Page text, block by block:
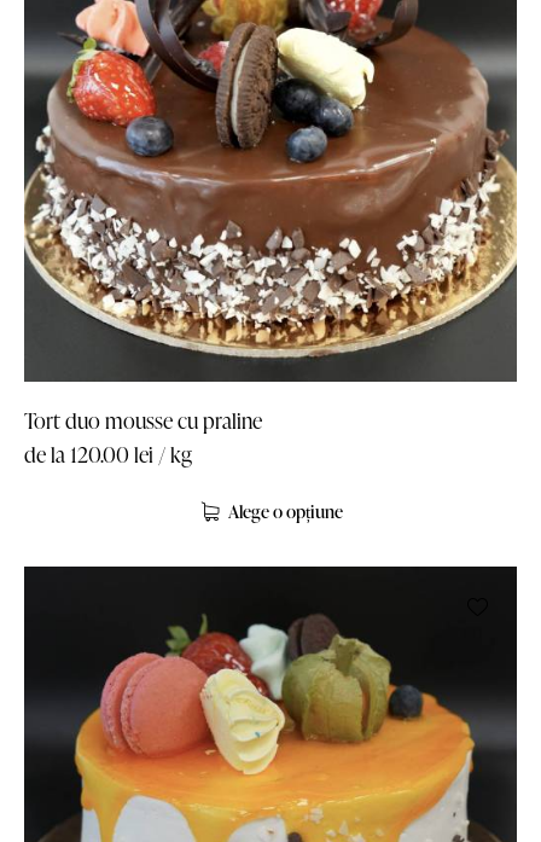
Tort duo mousse cu praline
de la120.00 lei / kg
Alege o opțiune